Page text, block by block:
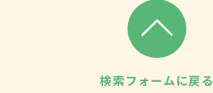
検索フォームに戻る